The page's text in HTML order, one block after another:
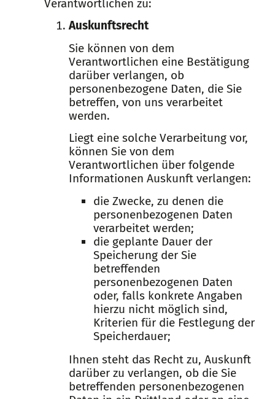
Verantwortlichen zu:
Auskunftsrecht
Sie können von dem
Verantwortlichen eine Bestätigung
darüber verlangen, ob
personenbezogene Daten, die Sie
betreffen, von uns verarbeitet
werden.
Liegt eine solche Verarbeitung vor,
können Sie von dem
Verantwortlichen über folgende
Informationen Auskunft verlangen:
die Zwecke, zu denen die
personenbezogenen Daten
verarbeitet werden;
die geplante Dauer der
Speicherung der Sie
betreffenden
personenbezogenen Daten
oder, falls konkrete Angaben
hierzu nicht möglich sind,
Kriterien für die Festlegung der
Speicherdauer;
Ihnen steht das Recht zu, Auskunft
darüber zu verlangen, ob die Sie
betreffenden personenbezogenen